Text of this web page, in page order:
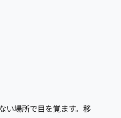
い場所で目を覚ます。移